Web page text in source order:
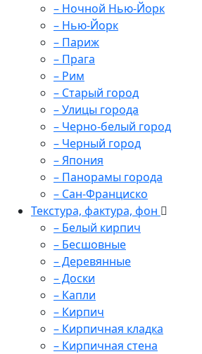
– Ночной Нью-Йорк
– Нью-Йорк
– Париж
– Прага
– Рим
– Старый город
– Улицы города
– Черно-белый город
– Черный город
– Япония
– Панорамы города
– Сан-Франциско
Текстура, фактура, фон
– Белый кирпич
– Бесшовные
– Деревянные
– Доски
– Капли
– Кирпич
– Кирпичная кладка
– Кирпичная стена